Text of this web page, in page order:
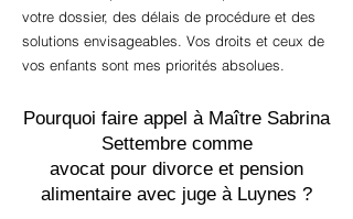
votre dossier, des délais de procédure et des
solutions envisageables. Vos droits et ceux de
vos enfants sont mes priorités absolues.
Pourquoi faire appel à Maître Sabrina
Settembre comme
avocat pour divorce et pension
alimentaire avec juge à Luynes ?